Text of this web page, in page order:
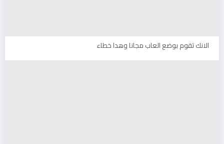
الانك تقوم بوضع العاب مجانا وهدا خطاء